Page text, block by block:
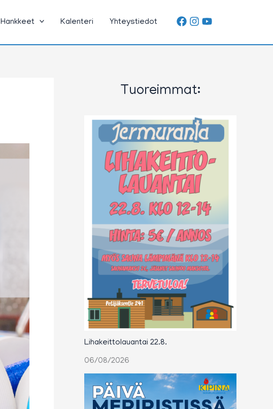
Hankkeet Kalenteri Yhteystiedot
Tuoreimmat:
Lihakeittolauantai 22.8.
06/08/2026